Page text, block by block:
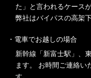
た」と言われるケース
弊社はバイパスの高架
電車でお越しの場合
新幹線「新富士駅」、
ます。 お時間ご連絡い